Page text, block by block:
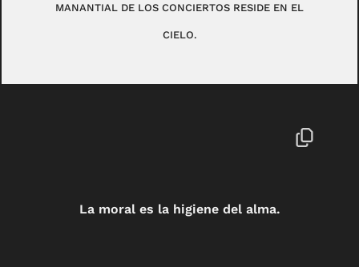
MANANTIAL DE LOS CONCIERTOS RESIDE EN EL
CIELO.
La moral es la higiene del alma.